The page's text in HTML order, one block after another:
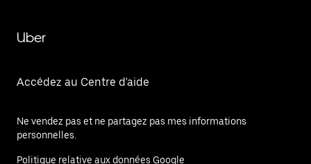
Uber
Accédez au Centre d'aide
Ne vendez pas et ne partagez pas mes informations
personnelles.
Politique relative aux données Google